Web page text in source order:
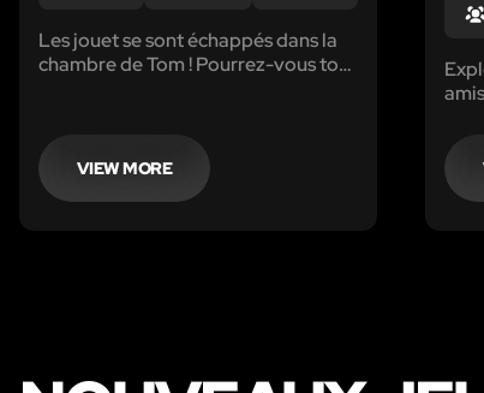
Les jouet se sont échappés dans la
chambre de Tom ! Pourrez-vous tous
VIEW MORE
ton